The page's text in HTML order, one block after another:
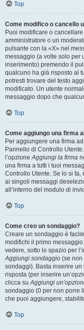
Top
Come modifico o cancello
Puoi modificare o
amministratore o un
pulsante con la «X» nel
messaggio (a volte solo per
inserimento) premendo il
qualcuno ha già risposto al
potresti trovare del testo
modificato. Un utente
messaggio dopo che
Top
Come aggiungo una firma
Per aggiungere una firma
Pannello di Controllo
l’opzioneAggiungi la firma
una firma a tutti i tuoi
Controllo Utente. Se lo si
ai singoli messaggi
all’interno del modulo di
Top
Come creo un sondaggio?
Creare un sondaggio è
modifichi il primo
vedere, sotto lo spazio per
Aggiungi sondaggio (se non
sondaggi). Basta inserire
risposta (per inserire
clicca suAggiungi
sondaggio (0 per non porre
che puoi aggiungere,
Top